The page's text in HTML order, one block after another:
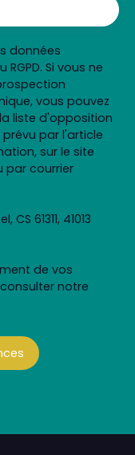
données
Si vous ne
vous pouvez
liste d'opposition
par l'article
sur le site
par courrier
61311, 41013
de vos
notre